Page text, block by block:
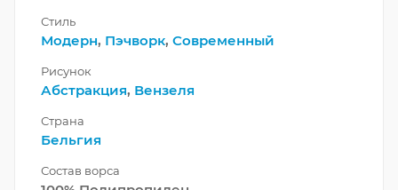
Стиль
Модерн, Пэчворк, Современный
Рисунок
Абстракция, Вензеля
Страна
Бельгия
Состав ворса